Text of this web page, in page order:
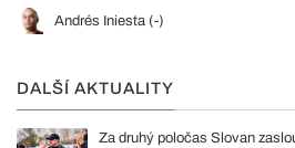
Andrés Iniesta (-)
DALŠÍ AKTUALITY
Za druhý poločas Slovan